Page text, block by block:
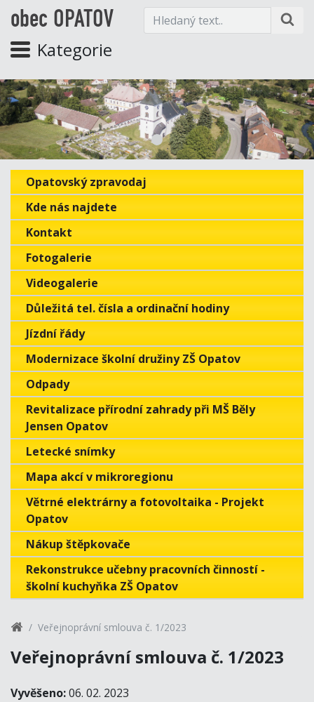
obec OPATOV
Kategorie
Opatovský zpravodaj
Kde nás najdete
Kontakt
Fotogalerie
Videogalerie
Důležitá tel. čísla a ordinační hodiny
Jízdní řády
Modernizace školní družiny ZŠ Opatov
Odpady
Revitalizace přírodní zahrady při MŠ Běly
Jensen Opatov
Letecké snímky
Mapa akcí v mikroregionu
Větrné elektrárny a fotovoltaika - Projekt
Opatov
Nákup štěpkovače
Rekonstrukce učebny pracovních činností -
školní kuchyňka ZŠ Opatov
Veřejnoprávní smlouva č. 1/2023
Veřejnoprávní smlouva č. 1/2023
Vyvěšeno:06. 02. 2023